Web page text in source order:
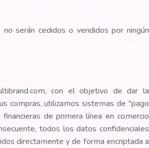
serán cedidos o vendidos por ningún
con el objetivo de dar la
compras, utilizamos sistemas de "pago
de primera línea en comercio
todos los datos confidenciales
directamente y de forma encriptada a